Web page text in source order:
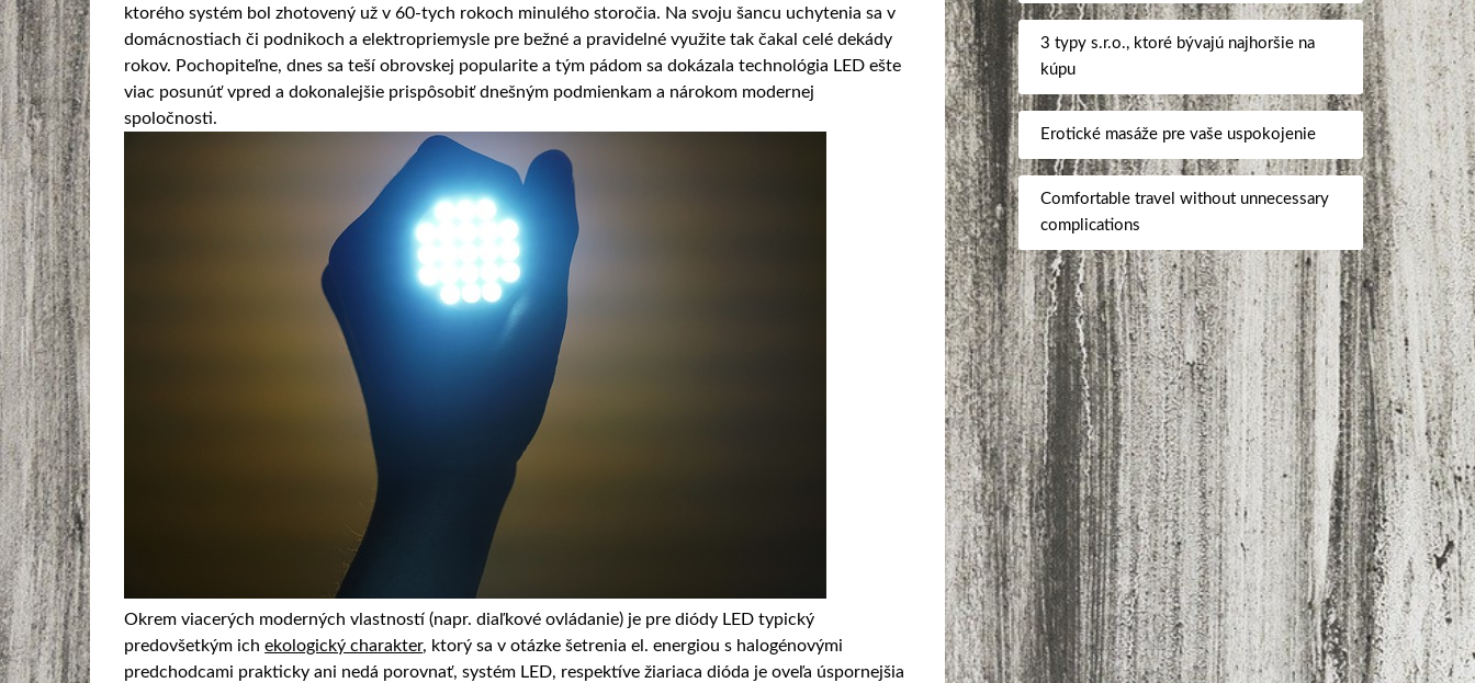
ktorého systém bol zhotovený už v 60-tych rokoch minulého storočia. Na svoju šancu uchytenia sa v
domácnostiach či podnikoch a elektropriemysle pre bežné a pravidelné využite tak čakal celé dekády
rokov. Pochopiteľne, dnes sa teší obrovskej popularite a tým pádom sa dokázala technológia LED ešte
viac posunúť vpred a dokonalejšie prispôsobiť dnešným podmienkam a nárokom modernej
spoločnosti.
Okrem viacerých moderných vlastností (napr. diaľkové ovládanie) je pre diódy LED typický
predovšetkým ichekologický charakter, ktorý sa v otázke šetrenia el. energiou s halogénovými
predchodcami prakticky ani nedá porovnať, systém LED, respektíve žiariaca dióda je oveľa úspornejšia
3 typy s.r.o., ktoré bývajú najhoršie na
kúpu
Erotické masáže pre vaše uspokojenie
Comfortable travel without unnecessary
complications